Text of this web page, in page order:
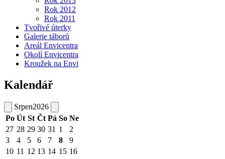
Rok 2012
Rok 2011
Tvořivé úterky
Galerie táborů
Areál Envicentra
Okolí Envicentra
Kroužek na Envi
Kalendář
Srpen2026
Po Út St Čt Pá So Ne
27 28 29 30 31 1
2
3
4 5 6 7 8
9
10 11 12 13 14 15 16